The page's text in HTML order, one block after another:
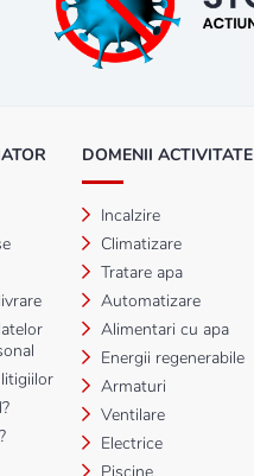
DOMENII ACTIVITATE
Incalzire
Climatizare
Tratare apa
Automatizare
Alimentari cu apa
Energii regenerabile
Armaturi
Ventilare
Electrice